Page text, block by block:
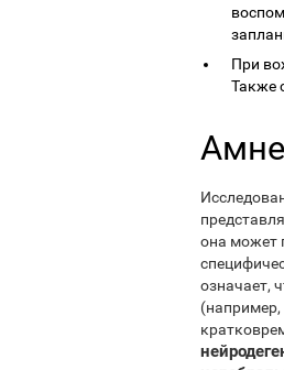
При
Также
она может
означает,